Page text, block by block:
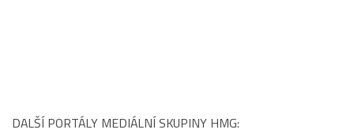
DALŠÍ PORTÁLY MEDIÁLNÍ SKUPINY HMG: